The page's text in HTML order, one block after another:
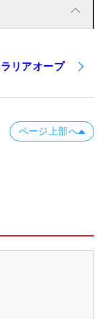
リアオープ
ページ上部へ